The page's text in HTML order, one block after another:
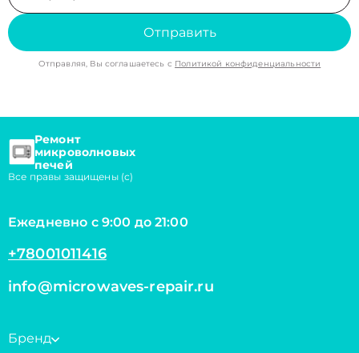
Отправить
Отправляя, Вы соглашаетесь с Политикой конфиденциальности
Ремонт
микроволновых
печей
Все правы защищены (с)
Ежедневно с 9:00 до 21:00
+78001011416
info@microwaves-repair.ru
Бренд